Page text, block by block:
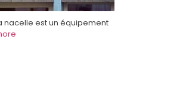
nacelle est un équipement